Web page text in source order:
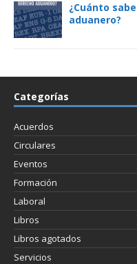
¿Cuánto
aduanero?
Categorías
Acuerdos
Circulares
Eventos
Formación
Laboral
Libros
Libros agotados
Servicios